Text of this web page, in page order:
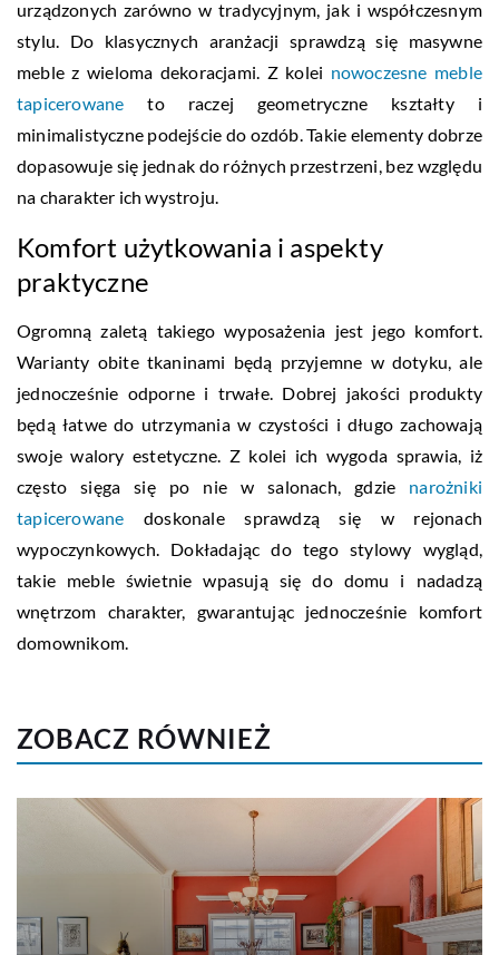
urządzonych zarówno w tradycyjnym, jak i współczesnym
stylu. Do klasycznych aranżacji sprawdzą się masywne
meble z wieloma dekoracjami. Z kolei nowoczesne meble
tapicerowane to raczej geometryczne kształty i
minimalistyczne podejście do ozdób. Takie elementy dobrze
dopasowuje się jednak do różnych przestrzeni, bez względu
na charakter ich wystroju.
Komfort użytkowania i aspekty
praktyczne
Ogromną zaletą takiego wyposażenia jest jego komfort.
Warianty obite tkaninami będą przyjemne w dotyku, ale
jednocześnie odporne i trwałe. Dobrej jakości produkty
będą łatwe do utrzymania w czystości i długo zachowają
swoje walory estetyczne. Z kolei ich wygoda sprawia, iż
często sięga się po nie w salonach, gdzie narożniki
tapicerowane doskonale sprawdzą się w rejonach
wypoczynkowych. Dokładając do tego stylowy wygląd,
takie meble świetnie wpasują się do domu i nadadzą
wnętrzom charakter, gwarantując jednocześnie komfort
domownikom.
ZOBACZ RÓWNIEŻ